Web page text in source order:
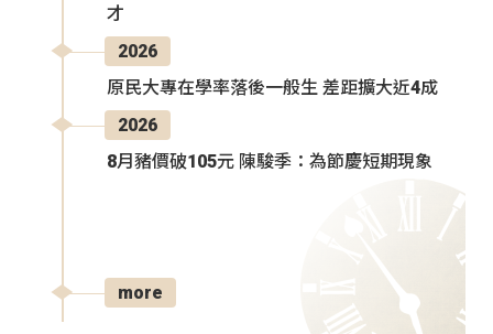
才
2026
原民大專在學率落後一般生 差距擴大近4成
2026
8月豬價破105元 陳駿季：為節慶短期現象
more